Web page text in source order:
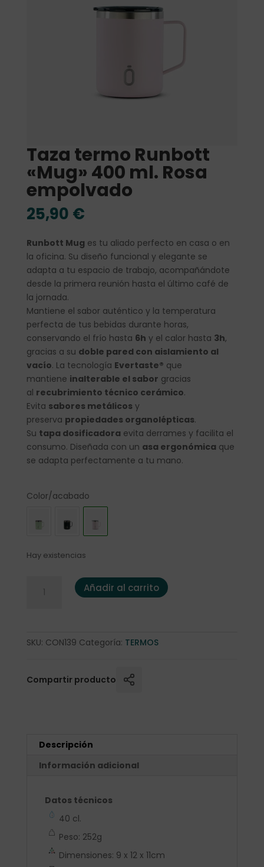
Taza termo Runbott
«Mug» 400 ml. Rosa
empolvado
25,90 €
Runbott Mug es tu aliado perfecto en casa o en
la oficina. Su diseño funcional y elegante se
adapta a tu espacio de trabajo, acompañándote
desde la primera reunión hasta el último café de
la jornada.
Mantiene el sabor auténtico y la temperatura
perfecta de tus bebidas durante horas,
conservando el frío hasta 6h y el calor hasta 3h,
gracias a su doble pared con aislamiento al
vacío. La tecnología Evertaste® que
mantiene inalterable el sabor gracias
al recubrimiento técnico cerámico.
Evita sabores metálicos y
preserva propiedades organolépticas.
Su tapa dosificadora evita derrames y facilita el
consumo. Diseñada con un asa ergonómica que
se adapta perfectamente a tu mano.
Color/acabado
Hay existencias
Taza termo Runbott "Mug" 400 ml. Rosa empolvado
Añadir al carrito
SKU: CON139 Categoría: TERMOS
Compartir producto
Descripción
Información adicional
Datos técnicos
40 cl.
Peso: 252g
Dimensiones: 9 x 12 x 11cm